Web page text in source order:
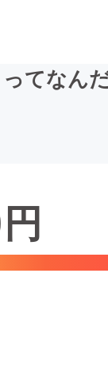
ファッション
てなん
円